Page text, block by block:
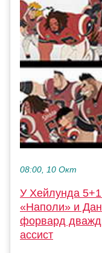
08:00, 10 Окт
У Хейлунда 5+1
«Наполи» и
форвард
ассист